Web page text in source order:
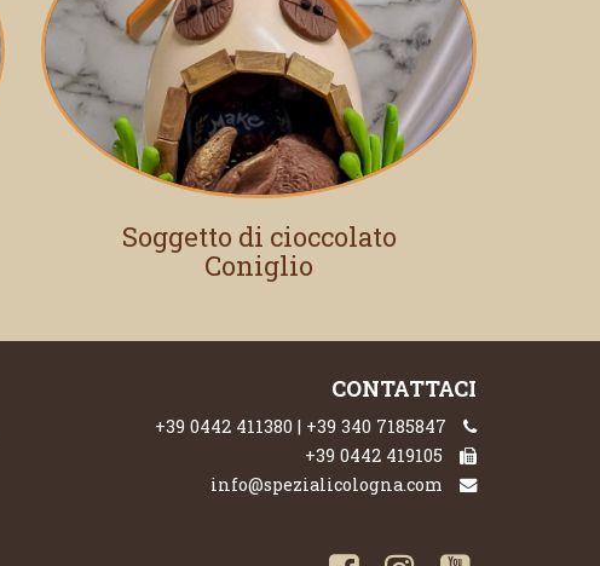
Soggetto di cioccolato
Coniglio
CONTATTACI
+39 0442 411380 | +39 340 7185847
+39 0442 419105
info@spezialicologna.com